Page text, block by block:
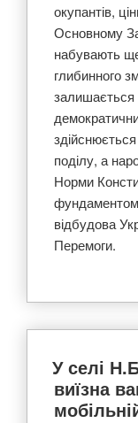
окупантів,
Основному
набувають
глибинного
залишається
поділу, а
Норми
відбудова
Перемоги.
У селі
виїзна